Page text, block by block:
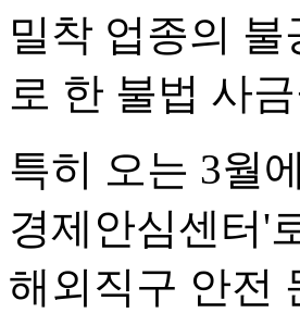
밀착 업종의
로 한 불법 사
특히 오는 3월
경제안심센터'
해외직구 안전